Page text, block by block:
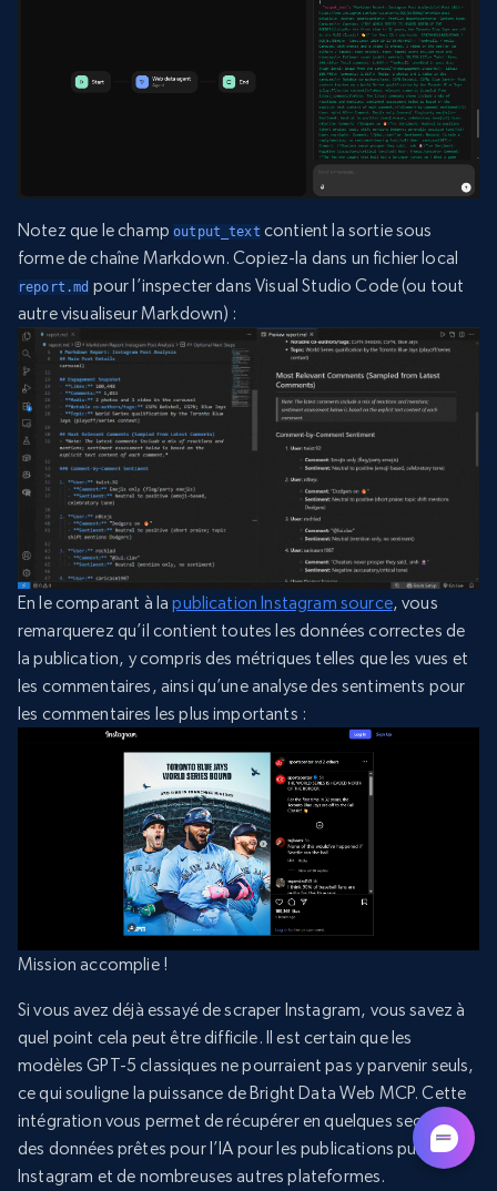
Notez que le champoutput_textcontient la sortie sous
forme de chaîne Markdown. Copiez-la dans un fichier local
report.md pour l’inspecter dans Visual Studio Code (ou tout
autre visualiseur Markdown) :
En le comparant à lapublication Instagram source, vous
remarquerez qu’il contient toutes les données correctes de
la publication, y compris des métriques telles que les vues et
les commentaires, ainsi qu’une analyse des sentiments pour
les commentaires les plus importants :
Mission accomplie !
Si vous avez déjà essayé de scraper Instagram, vous savez à
quel point cela peut être difficile. Il est certain que les
modèles GPT-5 classiques ne pourraient pas y parvenir seuls,
ce qui souligne la puissance de Bright Data Web MCP. Cette
intégration vous permet de récupérer en quelques secondes
des données prêtes pour l’IA pour les publications publiques
Instagram et de nombreuses autres plateformes.